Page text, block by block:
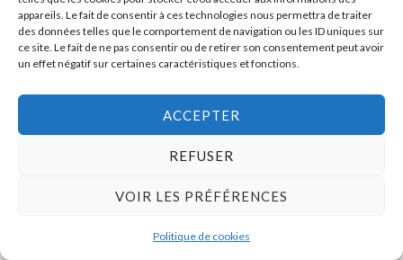
appareils. Le fait de consentir à ces technologies nous permettra de traiter
des données telles que le comportement de navigation ou les ID uniques sur
ce site. Le fait de ne pas consentir ou de retirer son consentement peut avoir
un effet négatif sur certaines caractéristiques et fonctions.
ACCEPTER
REFUSER
VOIR LES PRÉFÉRENCES
Politique de cookies
Mentions légales
Copyright © 2026 La Boutique des Formateurs - Outils et Supports
pour formateurs